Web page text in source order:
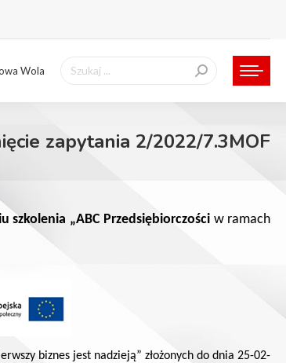
Wola Szukaj:
zapytania 2/2022/7.3MOF
szkolenia „ABC Przedsiębiorczości w ramach
biznes jest nadzieją” złożonych do dnia 25-02-